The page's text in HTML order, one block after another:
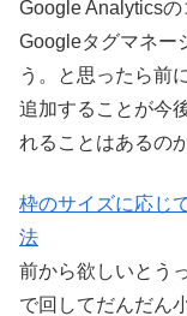
Google Analytics
Googleタグマネー
う。と思ったら前
追加することが今
れることはあるの
枠のサイズに応じ
法
前から欲しいとう
で回してだんだん